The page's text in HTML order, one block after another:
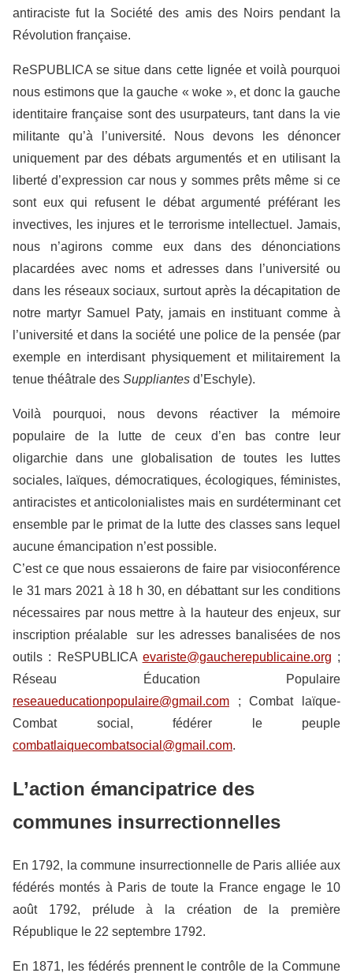
antiraciste fut la Société des amis des Noirs pendant la
Révolution française.
ReSPUBLICA se situe dans cette lignée et voilà pourquoi
nous estimons que la gauche « woke », et donc la gauche
identitaire française sont des usurpateurs, tant dans la vie
militante qu’à l’université. Nous devons les dénoncer
uniquement par des débats argumentés et en utilisant la
liberté d’expression car nous y sommes prêts même si ce
sont eux qui refusent le débat argumenté préférant les
invectives, les injures et le terrorisme intellectuel. Jamais,
nous n’agirons comme eux dans des dénonciations
placardées avec noms et adresses dans l’université ou
dans les réseaux sociaux, surtout après la décapitation de
notre martyr Samuel Paty, jamais en instituant comme à
l’université et dans la société une police de la pensée (par
exemple en interdisant physiquement et militairement la
tenue théâtrale des Suppliantes d’Eschyle).
Voilà pourquoi, nous devons réactiver la mémoire
populaire de la lutte de ceux d’en bas contre leur
oligarchie dans une globalisation de toutes les luttes
sociales, laïques, démocratiques, écologiques, féministes,
antiracistes et anticolonialistes mais en surdéterminant cet
ensemble par le primat de la lutte des classes sans lequel
aucune émancipation n’est possible.
C’est ce que nous essaierons de faire par visioconférence
le 31 mars 2021 à 18 h 30, en débattant sur les conditions
nécessaires par nous mettre à la hauteur des enjeux, sur
inscription préalable sur les adresses banalisées de nos
outils : ReSPUBLICA evariste@gaucherepublicaine.org ;
Réseau Éducation Populaire
reseaueducationpopulaire@gmail.com ; Combat laïque-
Combat social, fédérer le peuple
combatlaiquecombatsocial@gmail.com.
L’action émancipatrice des
communes insurrectionnelles
En 1792, la commune insurrectionnelle de Paris alliée aux
fédérés montés à Paris de toute la France engage le 10
août 1792, prélude à la création de la première
République le 22 septembre 1792.
En 1871, les fédérés prennent le contrôle de la Commune